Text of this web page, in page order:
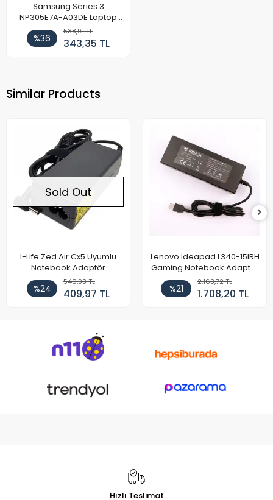
Samsung Series 3
NP305E7A-A03DE Laptop
Adaptör
%36
538,91 TL
343,35 TL
Similar Products
Sold Out
I-Life Zed Air Cx5 Uyumlu
Notebook Adaptör
%24
540,93 TL
409,97 TL
Lenovo Ideapad L340-15IRH
Gaming Notebook Adaptör
Cihazı Şarj Aleti (150W)
%21
2.163,72 TL
1.708,20 TL
Hızlı Teslimat